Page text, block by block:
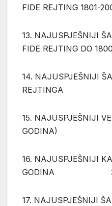
FIDE REJTING 1801-
13. NAJUSPJEŠNIJI
FIDE REJTING DO
14. NAJUSPJEŠNIJI
REJTINGA
15. NAJUSPJEŠNIJI
GODINA)
16. NAJUSPJEŠNIJI
GODINA 30
17. NAJUSPJEŠNIJI